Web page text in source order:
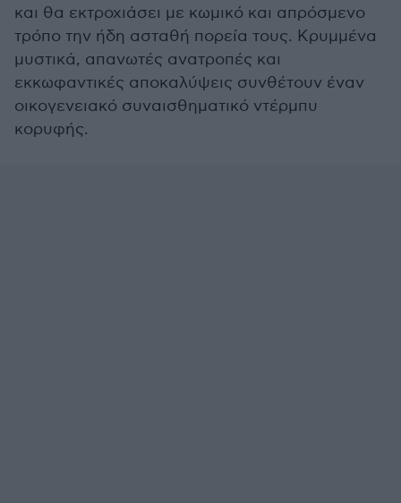
και θα εκτροχιάσει με κωμικό και απρόσμενο
τρόπο την ήδη ασταθή πορεία τους. Κρυμμένα
μυστικά, απανωτές ανατροπές και
εκκωφαντικές αποκαλύψεις συνθέτουν έναν
οικογενειακό συναισθηματικό ντέρμπυ
κορυφής.